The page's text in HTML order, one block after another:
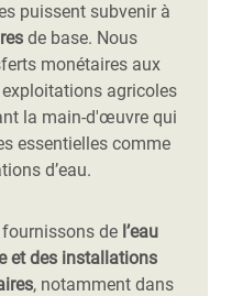
puissent subvenir à
de base. Nous
monétaires aux
agricoles
la main-d'œuvre qui
essentielles comme
d’eau.
de l’eau
et des installations
, notamment dans